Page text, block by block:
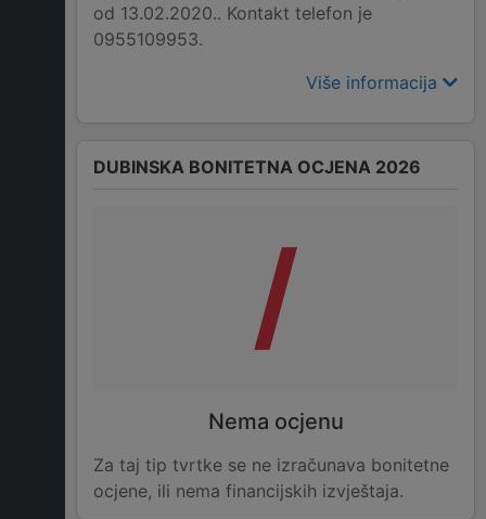
od 13.02.2020.. Kontakt telefon je
0955109953.
Više informacija
DUBINSKA BONITETNA OCJENA 2026
/
Nema ocjenu
Za taj tip tvrtke se ne izračunava bonitetne
ocjene, ili nema financijskih izvještaja.